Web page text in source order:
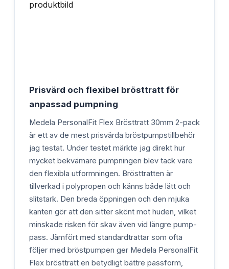
Prisvärd och flexibel brösttratt för
anpassad pumpning
Medela PersonalFit Flex Brösttratt 30mm 2-pack
är ett av de mest prisvärda bröstpumpstillbehör
jag testat. Under testet märkte jag direkt hur
mycket bekvämare pumpningen blev tack vare
den flexibla utformningen. Brösttratten är
tillverkad i polypropen och känns både lätt och
slitstark. Den breda öppningen och den mjuka
kanten gör att den sitter skönt mot huden, vilket
minskade risken för skav även vid längre pump-
pass. Jämfört med standardtrattar som ofta
följer med bröstpumpen ger Medela PersonalFit
Flex brösttratt en betydligt bättre passform,